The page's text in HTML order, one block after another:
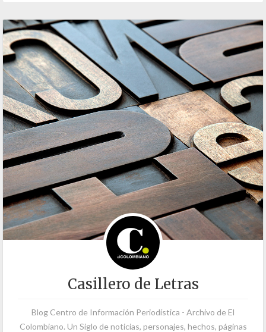
Casillero de Letras
Blog Centro de Información Periodística - Archivo de El
Colombiano. Un Siglo de noticias, personajes, hechos, páginas